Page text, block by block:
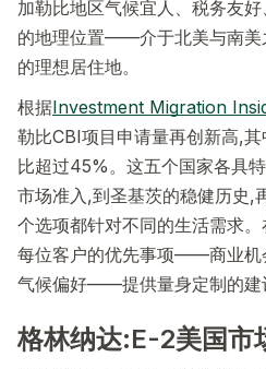
加勒比地区气候宜人、税务友
的地理位置——介于北美与南
的理想居住地。
根据Investment Migration
勒比CBI项目申请量再创新高,
比超过45%。这五个国家各具
市场准入,到圣基茨的稳健历史,
个选项都针对不同的生活需求
每位客户的优先事项——商业机
气候偏好——提供量身定制的建
格林纳达:E-2美国市